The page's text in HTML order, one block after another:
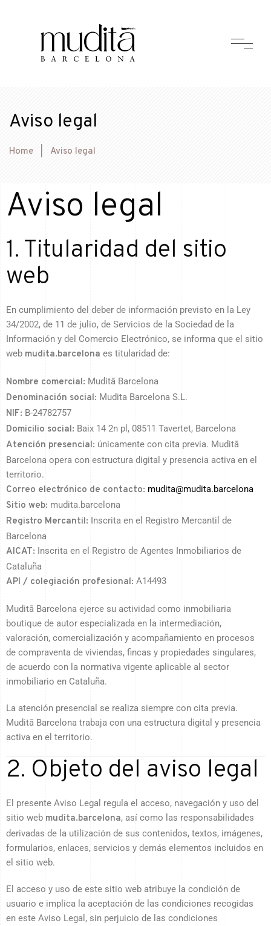
Aviso legal
Home Aviso legal
Aviso legal
1. Titularidad del sitio
web
En cumplimiento del deber de información previsto en la Ley
34/2002, de 11 de julio, de Servicios de la Sociedad de la
Información y del Comercio Electrónico, se informa que el sitio
web mudita.barcelona es titularidad de:
Nombre comercial: Muditā Barcelona
Denominación social: Mudita Barcelona S.L.
NIF: B-24782757
Domicilio social: Baix 14 2n pl, 08511 Tavertet, Barcelona
Atención presencial: únicamente con cita previa. Muditā
Barcelona opera con estructura digital y presencia activa en el
territorio.
Correo electrónico de contacto: mudita@mudita.barcelona
Sitio web: mudita.barcelona
Registro Mercantil: Inscrita en el Registro Mercantil de
Barcelona
AICAT: Inscrita en el Registro de Agentes Inmobiliarios de
Cataluña
API / colegiación profesional: A14493
Muditā Barcelona ejerce su actividad como inmobiliaria
boutique de autor especializada en la intermediación,
valoración, comercialización y acompañamiento en procesos
de compraventa de viviendas, fincas y propiedades singulares,
de acuerdo con la normativa vigente aplicable al sector
inmobiliario en Cataluña.
La atención presencial se realiza siempre con cita previa.
Muditā Barcelona trabaja con una estructura digital y presencia
activa en el territorio.
2. Objeto del aviso legal
El presente Aviso Legal regula el acceso, navegación y uso del
sitio web mudita.barcelona, así como las responsabilidades
derivadas de la utilización de sus contenidos, textos, imágenes,
formularios, enlaces, servicios y demás elementos incluidos en
el sitio web.
El acceso y uso de este sitio web atribuye la condición de
usuario e implica la aceptación de las condiciones recogidas
en este Aviso Legal, sin perjuicio de las condiciones